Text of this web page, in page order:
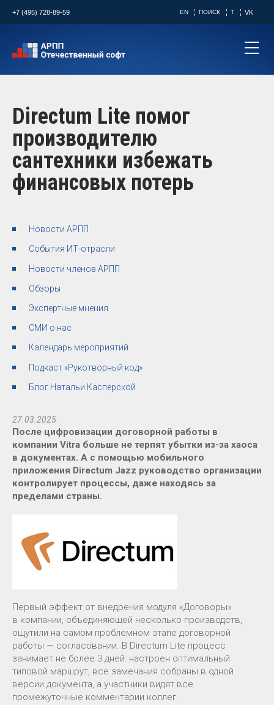
+7 (495) 728-89-59 EN ПОИСК T VK
Directum Lite помог
производителю
сантехники избежать
финансовых потерь
Новости АРПП
События ИТ-отрасли
Новости членов АРПП
Обзоры
Экспертные мнения
СМИ о нас
Календарь мероприятий
Подкаст «Рукотворный код»
Блог Натальи Касперской
27.03.2025
После цифровизации договорной работы в
компании Vitra больше не терпят убытки из-за хаоса
в документах. А с помощью мобильного
приложения Directum Jazz руководство организации
контролирует процессы, даже находясь за
пределами страны.
Первый эффект от внедрения модуля «Договоры»
в компании, объединяющей несколько производств,
ощутили на самом проблемном этапе договорной
работы — согласовании. В Directum Lite процесс
занимает не более 3 дней: настроен оптимальный
типовой маршрут, все замечания собраны в одной
версии документа, а участники видят все
промежуточные комментарии коллег.